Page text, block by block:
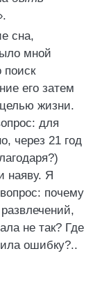
сна,
мной
поиск
его затем
жизни.
для
через 21 год
наяву. Я
почему
не так? Где
ошибку?..